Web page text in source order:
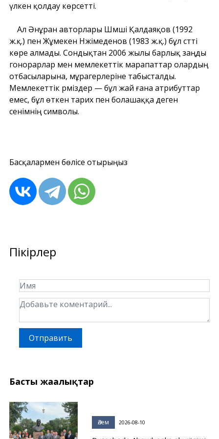
үлкен қолдау көрсетті.
Ал Әнұран авторлары Шәмші Қалдаяқов (1992
ж.қ.) пен Жұмекен Нәжімеденов (1983 ж.қ.) бұл сәтті
көре алмады. Сондықтан 2006 жылы барлық заңды
гонорарлар мен мемлекеттік марапаттар олардың
отбасыларына, мұрагерлеріне табысталды.
Мемлекеттік рәміздер — бұл жай ғана атрибуттар
емес, бұл өткен тарих пен болашаққа деген
сенімнің символы.
Басқалармен бөлісе отырыңыз
Пікірлер
Отправить
Басты жаңалықтар
Әлем 2026-08-10